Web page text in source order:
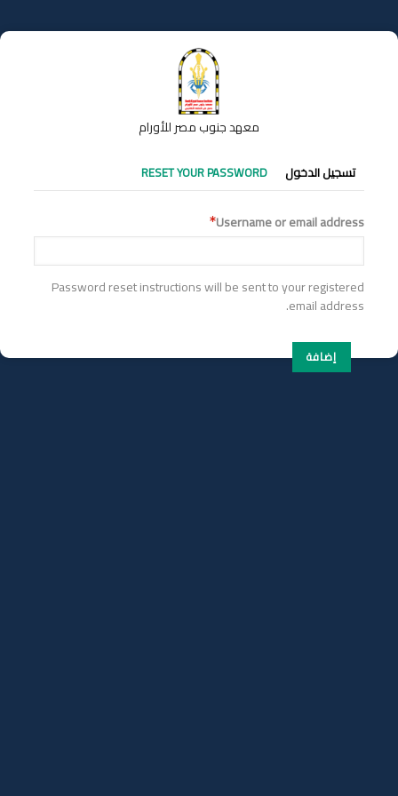
إلى
المحتوى
معهد جنوب مصر للأورام
التبويبات
الأساسية
تسجيل الدخول RESET YOUR PASSWORD
Username or email address
Password reset instructions will be sent to your registered
email address.